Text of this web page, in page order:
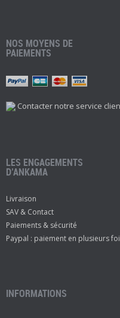
NOS MOYENS DE
PAIEMENTS
Contacter notre service
LES ENGAGEMENTS
D’ANKAMA
Livraison
SAV & Contact
Paiements & sécurité
Paypal : paiement en plusieurs
INFORMATIONS